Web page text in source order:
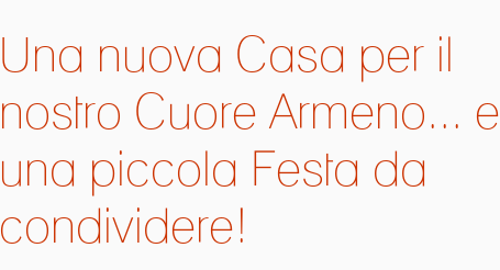
Una nuova Casa per il
nostro Cuore Armeno... e
una piccola Festa da
condividere!